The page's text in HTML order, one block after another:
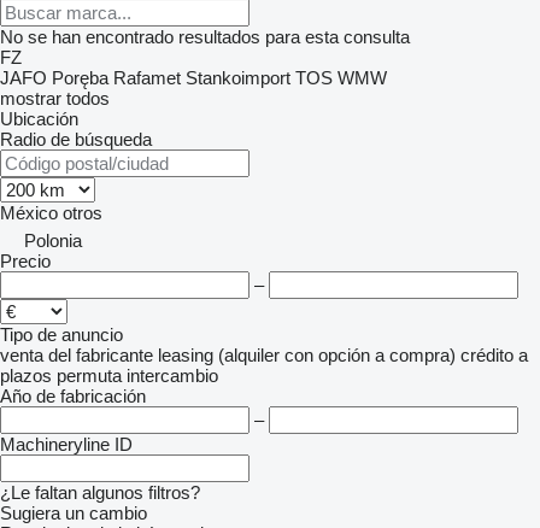
No se han encontrado resultados para esta consulta
FZ
JAFO Poręba Rafamet Stankoimport TOS WMW
mostrar todos
Ubicación
Radio de búsqueda
México otros
Polonia
Precio
–
Tipo de anuncio
venta del fabricante leasing (alquiler con opción a compra) crédito a
plazos permuta intercambio
Año de fabricación
–
Machineryline ID
¿Le faltan algunos filtros?
Sugiera un cambio